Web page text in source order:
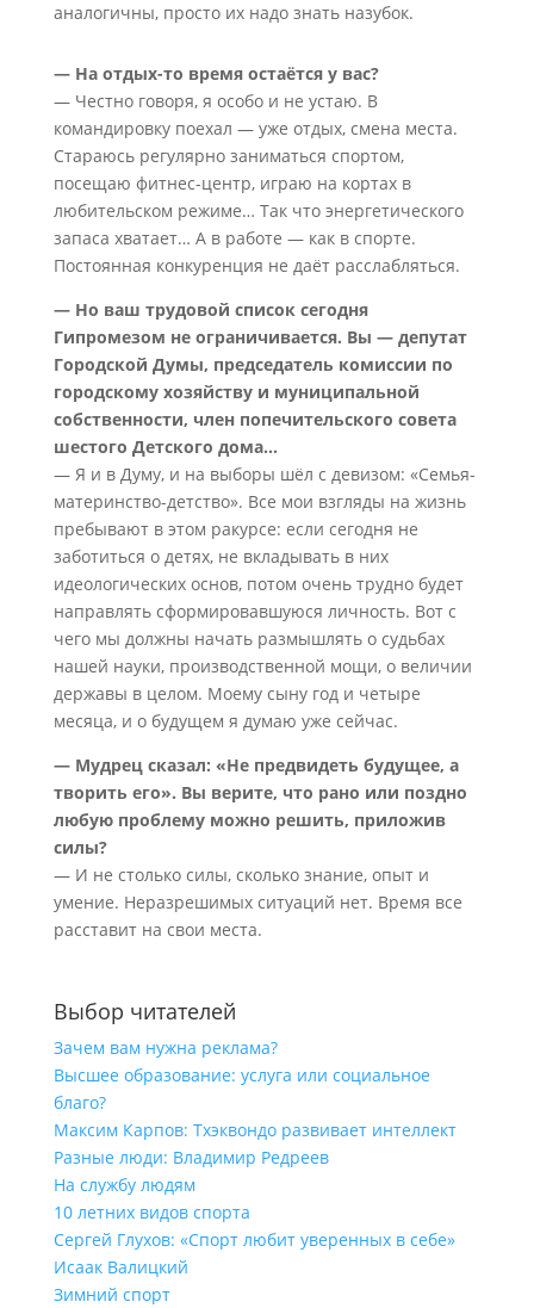
аналогичны, просто их надо знать назубок.
— На отдых-то время остаётся у вас?
— Честно говоря, я особо и не устаю. В
командировку поехал — уже отдых, смена места.
Стараюсь регулярно заниматься спортом,
посещаю фитнес-центр, играю на кортах в
любительском режиме… Так что энергетического
запаса хватает… А в работе — как в спорте.
Постоянная конкуренция не даёт расслабляться.
— Но ваш трудовой список сегодня
Гипромезом не ограничивается. Вы — депутат
Городской Думы, председатель комиссии по
городскому хозяйству и муниципальной
собственности, член попечительского совета
шестого Детского дома…
— Я и в Думу, и на выборы шёл с девизом: «Семья-
материнство-детство». Все мои взгляды на жизнь
пребывают в этом ракурсе: если сегодня не
заботиться о детях, не вкладывать в них
идеологических основ, потом очень трудно будет
направлять сформировавшуюся личность. Вот с
чего мы должны начать размышлять о судьбах
нашей науки, производственной мощи, о величии
державы в целом. Моему сыну год и четыре
месяца, и о будущем я думаю уже сейчас.
— Мудрец сказал: «Не предвидеть будущее, а
творить его». Вы верите, что рано или поздно
любую проблему можно решить, приложив
силы?
— И не столько силы, сколько знание, опыт и
умение. Неразрешимых ситуаций нет. Время все
расставит на свои места.
Выбор читателей
Зачем вам нужна реклама?
Высшее образование: услуга или социальное
благо?
Максим Карпов: Тхэквондо развивает интеллект
Разные люди: Владимир Редреев
На службу людям
10 летних видов спорта
Сергей Глухов: «Спорт любит уверенных в себе»
Исаак Валицкий
Зимний спорт